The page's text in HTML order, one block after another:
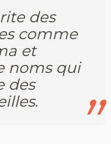
des
comme
et
noms qui
des